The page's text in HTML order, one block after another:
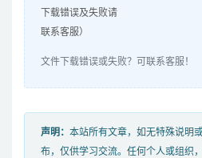
下载错误及失败请
联系客服）
文件下载错误或失败？可联系客服！
声明： 本站所有文章，如无特殊说明
布，仅供学习交流。任何个人或组织